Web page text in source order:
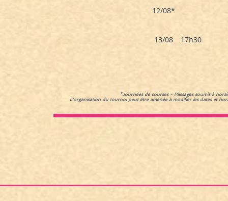
12/08*
13/08 17h30
*Journées de courses - Passages soumis à
L'organisation du tournoi peut être aménée à modifier les dates et